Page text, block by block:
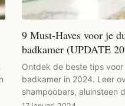
9 Must-Haves voor je
badkamer (UPDATE
Ontdek de beste tips
badkamer in 2024. Leer
shampoobars, aluinsteen